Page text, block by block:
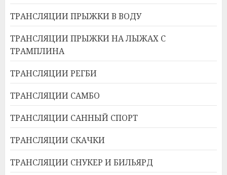
ТРАНСЛЯЦИИ ПРЫЖКИ В ВОДУ
ТРАНСЛЯЦИИ ПРЫЖКИ НА ЛЫЖАХ С
ТРАМПЛИНА
ТРАНСЛЯЦИИ РЕГБИ
ТРАНСЛЯЦИИ САМБО
ТРАНСЛЯЦИИ САННЫЙ СПОРТ
ТРАНСЛЯЦИИ СКАЧКИ
ТРАНСЛЯЦИИ СНУКЕР И БИЛЬЯРД